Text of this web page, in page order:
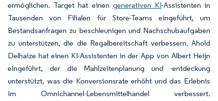
ermöglichen. Target hat einen generativen KI-Assistenten in
Tausenden von Filialen für Store-Teams eingeführt, um
Bestandsanfragen zu beschleunigen und Nachschubaufgaben
zu unterstützen, die die Regalbereitschaft verbessern. Ahold
Delhaize hat einen KI-Assistenten in der App von Albert Heijn
eingeführt, der die Mahlzeitenplanung und -entdeckung
unterstützt, was die Konversionsrate erhöht und das Erlebnis
im Omnichannel-Lebensmittelhandel verbessert.